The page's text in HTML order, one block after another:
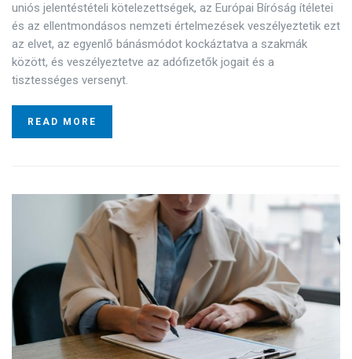
uniós jelentéstételi kötelezettségek, az Európai Bíróság ítéletei
és az ellentmondásos nemzeti értelmezések veszélyeztetik ezt
az elvet, az egyenlő bánásmódot kockáztatva a szakmák
között, és veszélyeztetve az adófizetők jogait és a
tisztességes versenyt.
READ MORE